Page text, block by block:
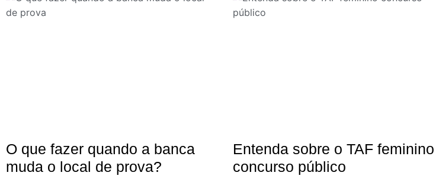
O que fazer quando a banca
muda o local de prova?
Entenda sobre o TAF feminino
concurso público